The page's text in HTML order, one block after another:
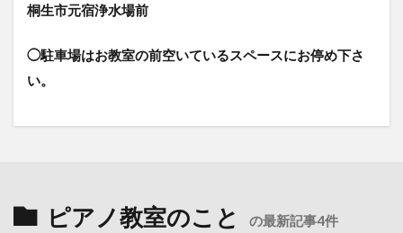
桐生市元宿浄水場前
◯駐車場はお教室の前空いているスペースにお停め下さ
い。
ピアノ教室のこと の最新記事4件